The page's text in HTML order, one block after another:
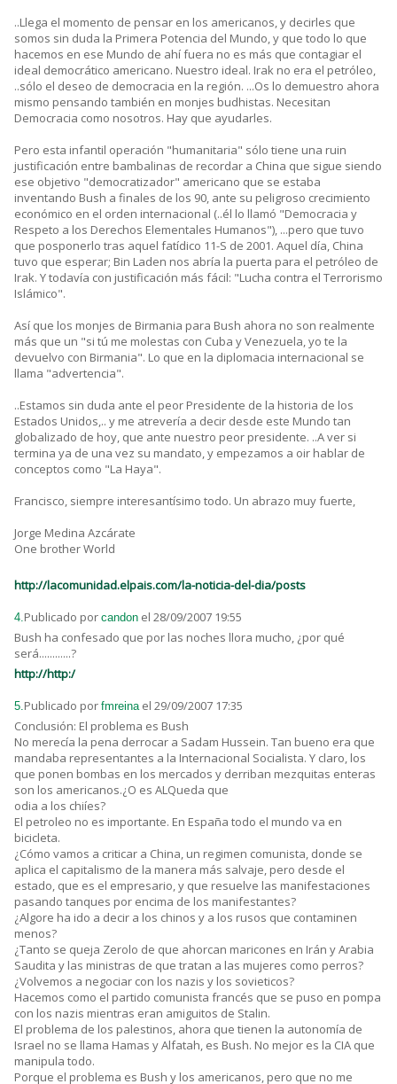
..Llega el momento de pensar en los americanos, y decirles que
somos sin duda la Primera Potencia del Mundo, y que todo lo que
hacemos en ese Mundo de ahí fuera no es más que contagiar el
ideal democrático americano. Nuestro ideal. Irak no era el petróleo,
..sólo el deseo de democracia en la región. ...Os lo demuestro ahora
mismo pensando también en monjes budhistas. Necesitan
Democracia como nosotros. Hay que ayudarles.
Pero esta infantil operación "humanitaria" sólo tiene una ruin
justificación entre bambalinas de recordar a China que sigue siendo
ese objetivo "democratizador" americano que se estaba
inventando Bush a finales de los 90, ante su peligroso crecimiento
económico en el orden internacional (..él lo llamó "Democracia y
Respeto a los Derechos Elementales Humanos"), ...pero que tuvo
que posponerlo tras aquel fatídico 11-S de 2001. Aquel día, China
tuvo que esperar; Bin Laden nos abría la puerta para el petróleo de
Irak. Y todavía con justificación más fácil: "Lucha contra el Terrorismo
Islámico".
Así que los monjes de Birmania para Bush ahora no son realmente
más que un "si tú me molestas con Cuba y Venezuela, yo te la
devuelvo con Birmania". Lo que en la diplomacia internacional se
llama "advertencia".
..Estamos sin duda ante el peor Presidente de la historia de los
Estados Unidos,.. y me atrevería a decir desde este Mundo tan
globalizado de hoy, que ante nuestro peor presidente. ..A ver si
termina ya de una vez su mandato, y empezamos a oir hablar de
conceptos como "La Haya".
Francisco, siempre interesantísimo todo. Un abrazo muy fuerte,
Jorge Medina Azcárate
One brother World
http://lacomunidad.elpais.com/la-noticia-del-dia/posts
4.Publicado por candon el 28/09/2007 19:55
Bush ha confesado que por las noches llora mucho, ¿por qué
será............?
http://http:/
5.Publicado por fmreina el 29/09/2007 17:35
Conclusión: El problema es Bush
No merecía la pena derrocar a Sadam Hussein. Tan bueno era que
mandaba representantes a la Internacional Socialista. Y claro, los
que ponen bombas en los mercados y derriban mezquitas enteras
son los americanos.¿O es ALQueda que
odia a los chiíes?
El petroleo no es importante. En España todo el mundo va en
bicicleta.
¿Cómo vamos a criticar a China, un regimen comunista, donde se
aplica el capitalismo de la manera más salvaje, pero desde el
estado, que es el empresario, y que resuelve las manifestaciones
pasando tanques por encima de los manifestantes?
¿Algore ha ido a decir a los chinos y a los rusos que contaminen
menos?
¿Tanto se queja Zerolo de que ahorcan maricones en Irán y Arabia
Saudita y las ministras de que tratan a las mujeres como perros?
¿Volvemos a negociar con los nazis y los sovieticos?
Hacemos como el partido comunista francés que se puso en pompa
con los nazis mientras eran amiguitos de Stalin.
El problema de los palestinos, ahora que tienen la autonomía de
Israel no se llama Hamas y Alfatah, es Bush. No mejor es la CIA que
manipula todo.
Porque el problema es Bush y los americanos, pero que no me